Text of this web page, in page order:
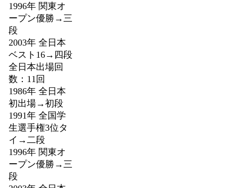
1996年 関東オ
ープン優勝→三
段
2003年 全日本
ベスト16→四段
全日本出場回
数：11回
1986年 全日本
初出場→初段
1991年 全国学
生選手権3位タ
イ→二段
1996年 関東オ
ープン優勝→三
段